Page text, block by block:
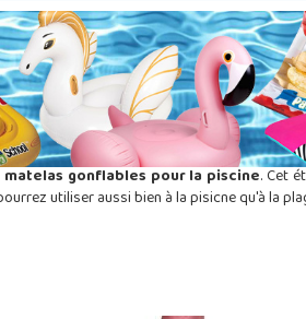
gonflables pour la piscine. Cet
utiliser aussi bien à la pisicne qu'à la